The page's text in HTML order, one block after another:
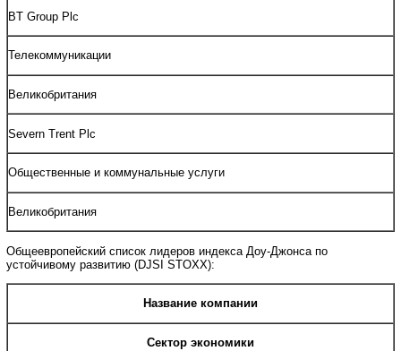
BT Group Plc
Телекоммуникации
Великобритания
Severn Trent Plc
Общественные и коммунальные услуги
Великобритания
Общеевропейский список лидеров индекса Доу-Джонса по
устойчивому развитию (DJSI STOXX):
Название компании
Сектор экономики